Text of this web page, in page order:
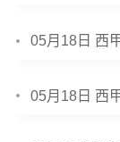
05月18日 西
05月18日 西